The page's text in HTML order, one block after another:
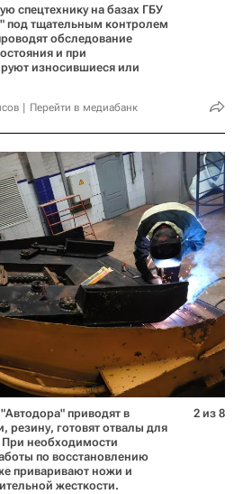
спецтехнику на базах ГБУ
под тщательным контролем
обследование
и при
износившиеся или
Перейти в медиабанк
приводят в
резину, готовят отвалы для
необходимости
по восстановлению
приваривают ножи и
жесткости.
2 из 8